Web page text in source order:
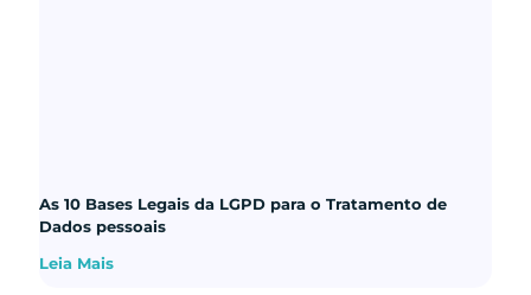
As 10 Bases Legais da LGPD para o Tratamento de
Dados pessoais
Leia Mais